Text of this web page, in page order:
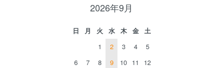
2026年9月
日 月 火 水 木 金
土
1
2 3 4
5
6
7 8 9 10 11
12